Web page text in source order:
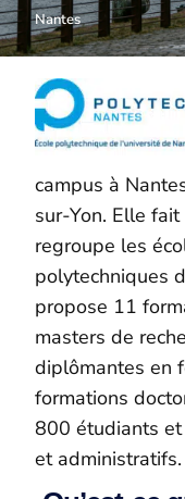
Nantes
campus à
sur-Yon. Elle
regroupe les
polytechniques
propose 11
masters de
diplômantes en
formations
800 étudiants
et administratifs.